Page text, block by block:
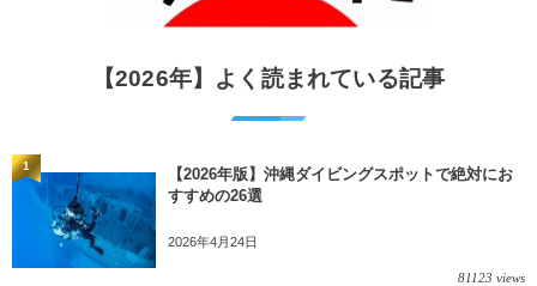
【2026年】よく読まれている記事
【2026年版】沖縄ダイビングスポットで絶対にお
すすめの26選
2026年4月24日
81123 views
1